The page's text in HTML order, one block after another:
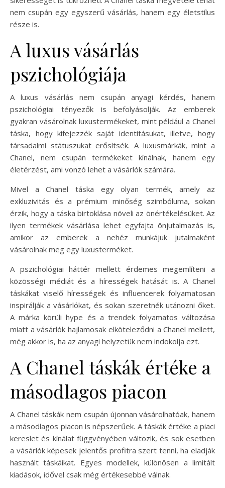
nem csupán egy egyszerű vásárlás, hanem egy életstílus
része is.
A luxus vásárlás
pszichológiája
A luxus vásárlás nem csupán anyagi kérdés, hanem
pszichológiai tényezők is befolyásolják. Az emberek
gyakran vásárolnak luxustermékeket, mint például a Chanel
táska, hogy kifejezzék saját identitásukat, illetve, hogy
társadalmi státuszukat erősítsék. A luxusmárkák, mint a
Chanel, nem csupán termékeket kínálnak, hanem egy
életérzést, ami vonzó lehet a vásárlók számára.
Mivel a Chanel táska egy olyan termék, amely az
exkluzivitás és a prémium minőség szimbóluma, sokan
érzik, hogy a táska birtoklása növeli az önértékelésüket. Az
ilyen termékek vásárlása lehet egyfajta önjutalmazás is,
amikor az emberek a nehéz munkájuk jutalmaként
vásárolnak meg egy luxusterméket.
A pszichológiai háttér mellett érdemes megemlíteni a
közösségi médiát és a hírességek hatását is. A Chanel
táskákat viselő hírességek és influencerek folyamatosan
inspirálják a vásárlókat, és sokan szeretnék utánozni őket.
A márka körüli hype és a trendek folyamatos változása
miatt a vásárlók hajlamosak elköteleződni a Chanel mellett,
még akkor is, ha az anyagi helyzetük nem indokolja ezt.
A Chanel táskák értéke a
másodlagos piacon
A Chanel táskák nem csupán újonnan vásárolhatóak, hanem
a másodlagos piacon is népszerűek. A táskák értéke a piaci
kereslet és kínálat függvényében változik, és sok esetben
a vásárlók képesek jelentős profitra szert tenni, ha eladják
használt táskáikat. Egyes modellek, különösen a limitált
kiadások, idővel csak még értékesebbé válnak.